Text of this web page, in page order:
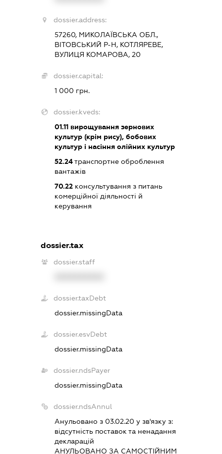
dossier.address:
57260, МИКОЛАЇВСЬКА ОБЛ.,
ВІТОВСЬКИЙ Р-Н, КОТЛЯРЕВЕ,
ВУЛИЦЯ КОМАРОВА, 20
dossier.capital:
1 000 грн.
dossier.kveds:
01.11вирощування зернових
культур (крім рису), бобових
культур і насіння олійних культур
52.24транспортне оброблення
вантажів
70.22консультування з питань
комерційної діяльності й
керування
dossier.tax
dossier.staff
dossier.taxDebt
dossier.missingData
dossier.esvDebt
dossier.missingData
dossier.ndsPayer
dossier.missingData
dossier.ndsAnnul
Анульовано з 03.02.20 у зв'язку з:
вiдсутнiсть поставок та ненадання
декларацiй
АНУЛЬОВАНО ЗА САМОСТIЙНИМ